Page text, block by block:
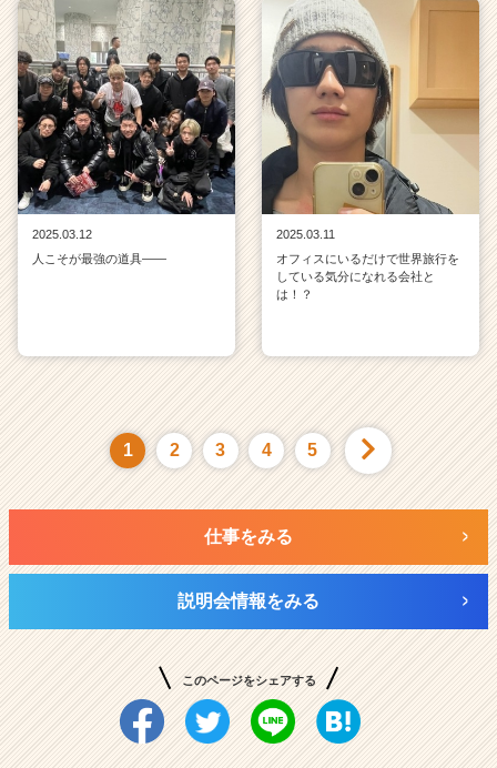
2025.03.12
人こそが最強の道具——
2025.03.11
オフィスにいるだけで世界旅行を
している気分になれる会社と
は！？
1 2 3 4 5
仕事をみる
説明会情報をみる
このページをシェアする